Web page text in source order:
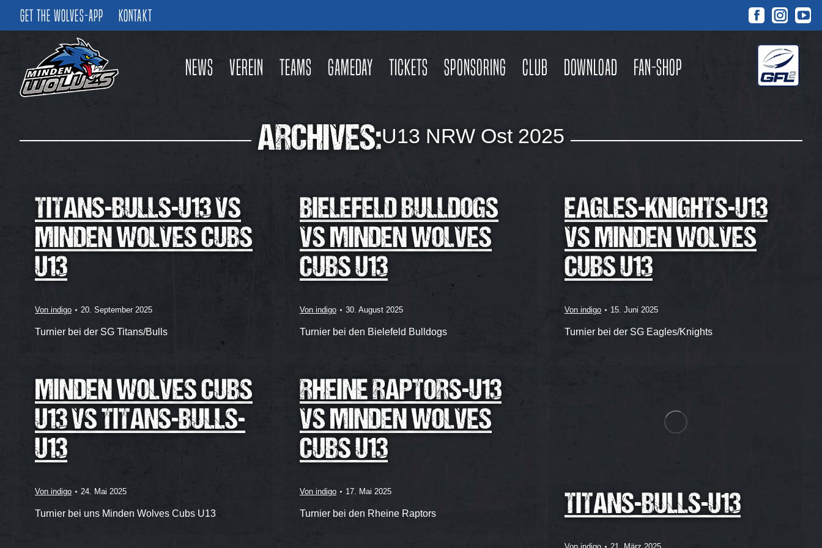
Get the Wolves-App Kontakt
Facebook
opens
in
new
opens
in
new
News Verein Teams Gameday Tickets Sponsoring Club Download Fan-Shop
ARCHIVES:U13 NRW Ost 2025
TITANS-BULLS-U13 VS
MINDEN WOLVES CUBS
U13
Von indigo 20. September 2025
Turnier bei der SG Titans/Bulls
BIELEFELD BULLDOGS
VS MINDEN WOLVES
CUBS U13
Von indigo 30. August 2025
Turnier bei den Bielefeld Bulldogs
EAGLES-KNIGHTS-U13
VS MINDEN WOLVES
CUBS U13
Von indigo 15. Juni 2025
Turnier bei der SG Eagles/Knights
MINDEN WOLVES CUBS
U13 VS TITANS-BULLS-
U13
Von indigo 24. Mai 2025
Turnier bei uns Minden Wolves Cubs U13
RHEINE RAPTORS-U13
VS MINDEN WOLVES
CUBS U13
Von indigo 17. Mai 2025
Turnier bei den Rheine Raptors TITANS-BULLS-U13